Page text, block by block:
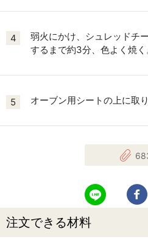
4
弱火にかけ、シュレッドチ
するまで約3分、色よく焼く
5 オーブン用シートの上に取
LINEで送る
注文できる材料